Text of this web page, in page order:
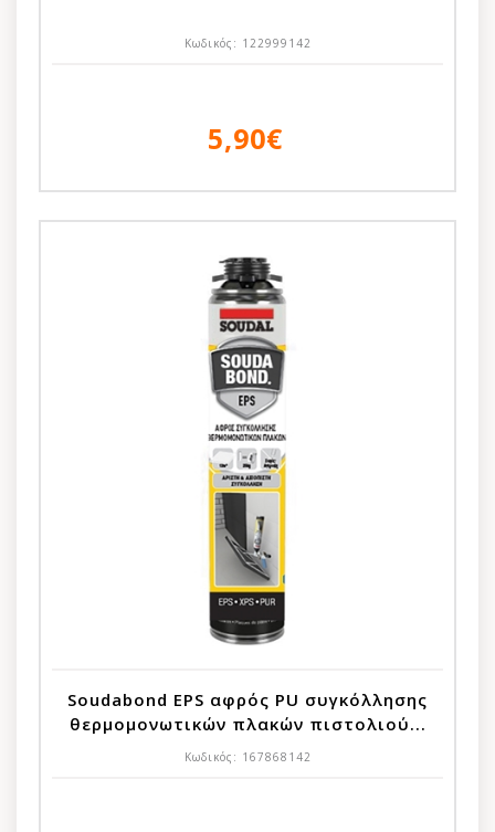
Κωδικός: 122999142
5,90€
Soudabond EPS αφρός PU συγκόλλησης
θερμομονωτικών πλακών πιστολιού...
Κωδικός: 167868142